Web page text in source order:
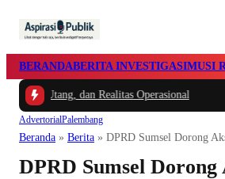
BERANDABERITA INVESTIGASIMUSI
Utang, dan Realitas Operasional
AdvertorialPalembang
Beranda » Berita » DPRD Sumsel Dorong
DPRD Sumsel Dorong